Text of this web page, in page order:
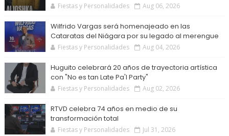
Fiestas y Personalidades Aug 06, 2026
Wilfrido Vargas será homenajeado en las
Cataratas del Niágara por su legado al merengue
Fiestas y Personalidades Aug 04, 2026
Huguito celebrará 20 años de trayectoria artística
con "No es tan Late Pa'l Party"
Fiestas y Personalidades Aug 02, 2026
RTVD celebra 74 años en medio de su
transformación total
Fiestas y Personalidades Jul 31, 2026